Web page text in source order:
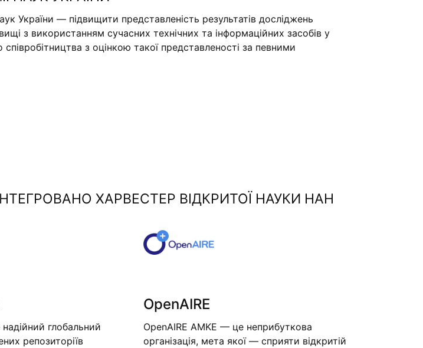
України — підвищити представленість результатів досліджень
з використанням сучасних технічних та інформаційних засобів у
з оцінкою такої представленості за певними
ХАРВЕСТЕР ВІДКРИТОЇ НАУКИ НАН
глобальний
репозиторіїв
OpenAIRE
OpenAIRE AMKE — це неприбуткова
організація, мета якої — сприяти відкритій